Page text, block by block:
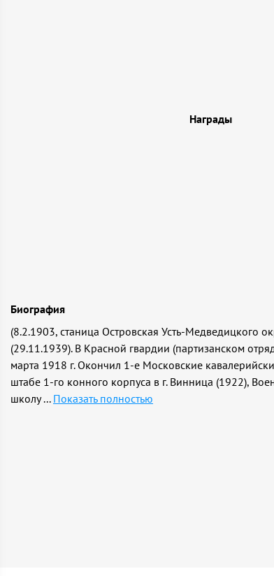
Награды
Биография
(8.2.1903, станица Островская Усть-Медведицкого
(29.11.1939). В Красной гвардии (партизанском
марта 1918 г. Окончил 1-е Московские
штабе 1-го конного корпуса в г. Винница (1922),
школу... Показать полностью